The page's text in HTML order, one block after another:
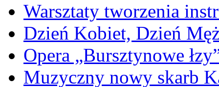
Warsztaty tworzenia
Dzień Kobiet, Dzień
Opera „Bursztynowe
Muzyczny nowy skarb